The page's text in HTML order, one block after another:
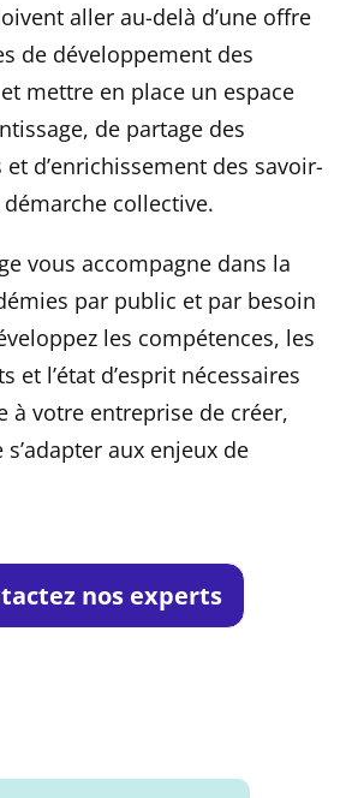
aller au-delà d’une offre
de développement des
mettre en place un espace
de partage des
d’enrichissement des savoir-
collective.
vous accompagne dans la
par public et par besoin
les compétences, les
et l’état d’esprit nécessaires
à votre entreprise de créer,
s’adapter aux enjeux de
nos experts